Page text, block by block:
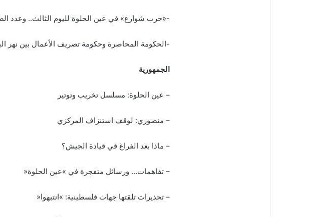
-«حرب شوارع» في عين الحلوة لليوم الثالث.. وعدد الضحايا
-الحكومة المحاصرة وحكومة تصريف الأعمال بين نهر
الجمهورية
– عين الحلوة: مسلسل تخريب وتوتير
– منصوري: لوقف استنزاف المركزي
– ماذا بعد الفراغ في قيادة الجيش؟
– تفاهمات… ورسائل متفجرة في »عين الحلوة«
– تحذيرات تلقتها جهات فلسطينية: »انتبهوا«